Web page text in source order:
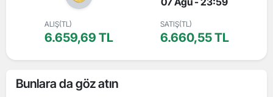
ALIŞ(TL)
6.659,69 TL
SATIŞ(TL)
6.660,55 TL
Bunlara da göz atın